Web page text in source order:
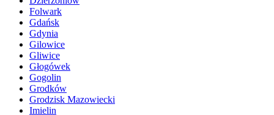
Folwark
Gdańsk
Gdynia
Gilowice
Gliwice
Głogówek
Gogolin
Grodków
Grodzisk Mazowiecki
Imielin